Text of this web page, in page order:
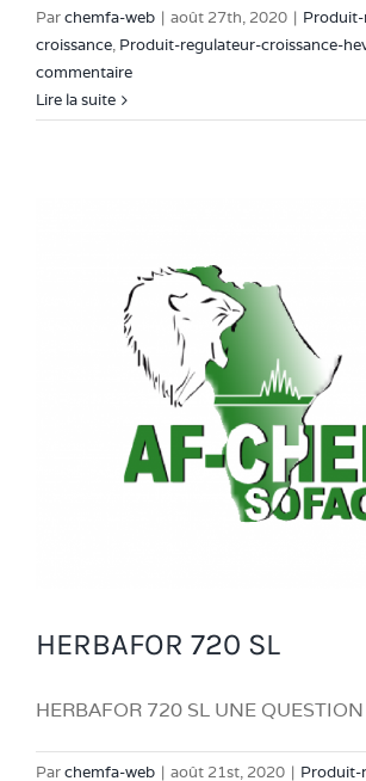
Parchemfa-web | août 27th, 2020 |
croissance, Produit-regulateur-croissance-
commentaire
Lire la suite
HERBAFOR 720 SL
HERBAFOR 720 SL UNE QUESTION
Parchemfa-web | août 21st, 2020 | Produit-